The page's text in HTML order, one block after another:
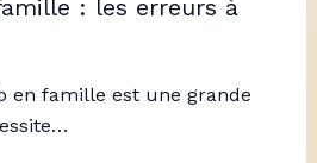
: les erreurs à
en famille est une grande